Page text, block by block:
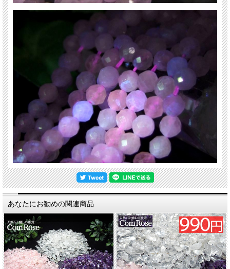
あなたにお勧めの関連商品